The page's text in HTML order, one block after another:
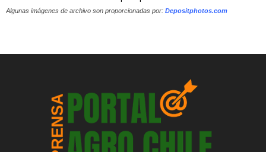
Algunas imágenes de archivo son proporcionadas por: Depositphotos.com